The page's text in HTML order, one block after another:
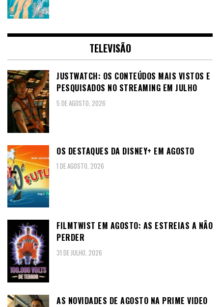
TELEVISÃO
JUSTWATCH: OS CONTEÚDOS MAIS VISTOS E
PESQUISADOS NO STREAMING EM JULHO
5 DE AGOSTO, 2026
OS DESTAQUES DA DISNEY+ EM AGOSTO
1 DE AGOSTO, 2026
FILMTWIST EM AGOSTO: AS ESTREIAS A NÃO
PERDER
31 DE JULHO, 2026
AS NOVIDADES DE AGOSTO NA PRIME VIDEO